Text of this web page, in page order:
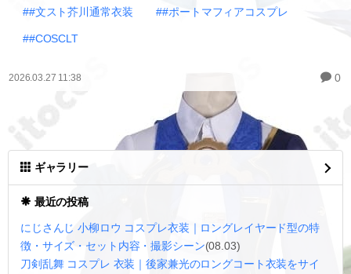
##文スト芥川通常衣装 ##ポートマフィアコスプレ
##COSCLT
2026.03.27 11:38 0
ギャラリー
最近の投稿
にじさんじ 小柳ロウ コスプレ衣装｜ロングレイヤード型の特
徴・サイズ・セット内容・撮影シーン(08.03)
刀剣乱舞 コスプレ 衣装｜後家兼光のロングコート衣装をサイ